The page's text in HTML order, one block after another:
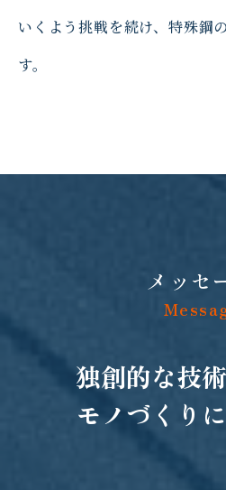
いくよう挑戦を続け、特殊鋼
す。
メッセ
独創的な技
モノづくり